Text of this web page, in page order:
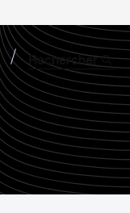
Rechercher